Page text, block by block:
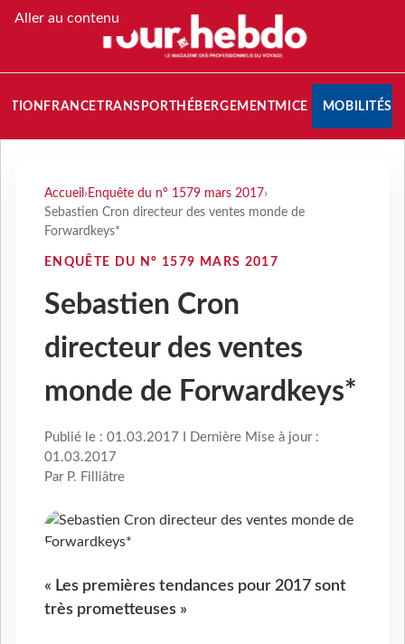
Aller au contenu
FRANCETRANSPORT HÉBERGEMENTMICE MOBILITÉS
Accueil › Enquête du n° 1579 mars 2017›
Sebastien Cron directeur des ventes monde de
Forwardkeys*
ENQUÊTE DU N° 1579 MARS 2017
Sebastien Cron
directeur des ventes
monde de Forwardkeys*
Publié le : 01.03.2017 I Dernière Mise à jour :
01.03.2017
Par P. Filliâtre
« Les premières tendances pour 2017 sont
très prometteuses »